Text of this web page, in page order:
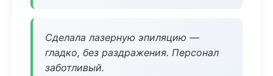
Сделала лазерную эпиляцию —
гладко, без раздражения. Персонал
заботливый.